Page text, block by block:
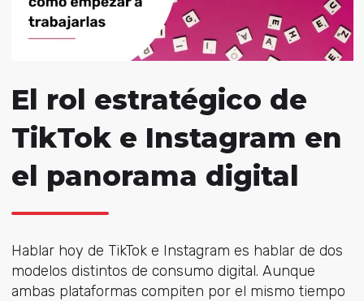
El rol estratégico de
TikTok e Instagram en
el panorama digital
Hablar hoy de TikTok e Instagram es hablar de dos
modelos distintos de consumo digital. Aunque
ambas plataformas compiten por el mismo tiempo